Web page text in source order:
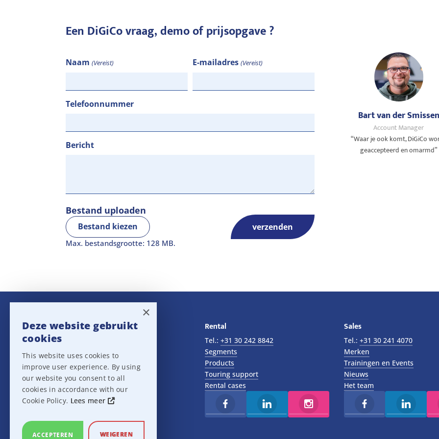
Een DiGiCo vraag, demo of prijsopgave ?
Naam (Vereist) E-mailadres (Vereist)
Telefoonnummer
Bericht
Bestand kiezen
Max. bestandsgrootte: 128 MB.
Bestand uploaden
Bart van der Smissen
Account Manager
“Waar je ook komt, DiGiCo
geaccepteerd en omarmd”
Navigatie
Het team
Support
Sitemap
Cookie Settings
Rental
Tel.: +31 30 242 8842
Segments
Products
Touring support
Rental cases
Sales
Tel.: +31 30 241 4070
Merken
Trainingen en Events
Nieuws
Het team
×
Deze website gebruikt
cookies
This website uses cookies to
improve user experience. By using
our website you consent to all
cookies in accordance with our
Cookie Policy. Lees meer
ACCEPTEREN WEIGEREN